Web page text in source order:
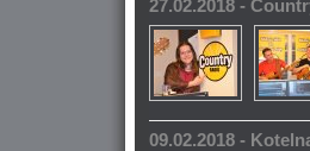
27.02.2018 -
09.02.2018 -